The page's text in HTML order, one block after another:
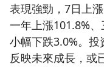
表現強勁，7日上
一年上漲101.8%
小幅下跌3.0%。
反映未來成長，或